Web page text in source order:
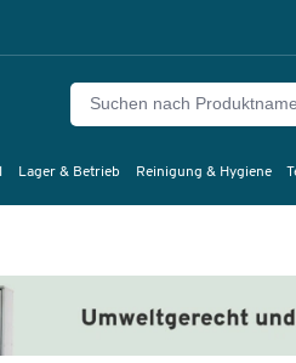
Lager & Betrieb Reinigung & Hygiene